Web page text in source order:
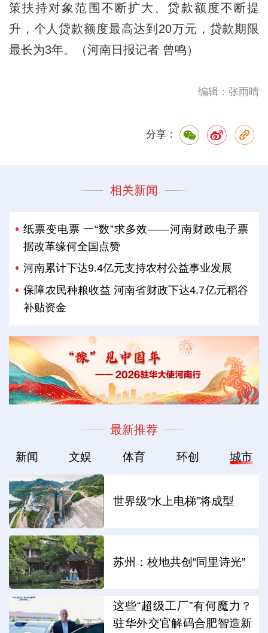
策扶持对象范围不断扩大、贷款额度不断提
升，个人贷款额度最高达到20万元，贷款期限
最长为3年。（河南日报记者 曾鸣）
编辑：张雨晴
分享：
相关新闻
纸票变电票 一“数”求多效——河南财政电子票
据改革缘何全国点赞
河南累计下达9.4亿元支持农村公益事业发展
保障农民种粮收益 河南省财政下达4.7亿元稻谷
补贴资金
最新推荐
新闻 文娱 体育 环创 城市
世界级“水上电梯”将成型
苏州：校地共创“同里诗光”
这些“超级工厂”有何魔力？
驻华外交官解码合肥智造新